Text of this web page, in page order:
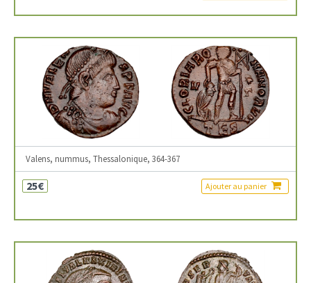
Valens, nummus, Thessalonique, 364-367
25€ Ajouter au panier